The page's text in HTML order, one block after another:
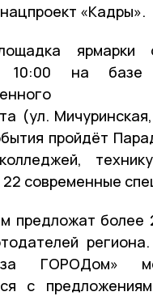
«Кадры».
ярмарки
на базе
(ул.
пройдёт
22 современные
предложат более
ГОРОДом»
с